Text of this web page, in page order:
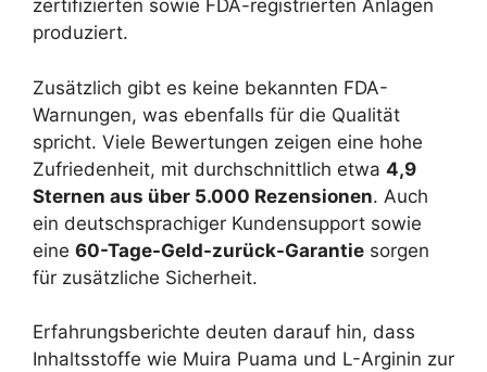
zertifizierten sowie FDA-registrierten Anlagen
produziert.
Zusätzlich gibt es keine bekannten FDA-
Warnungen, was ebenfalls für die Qualität
spricht. Viele Bewertungen zeigen eine hohe
Zufriedenheit, mit durchschnittlich etwa 4,9
Sternen aus über 5.000 Rezensionen. Auch
ein deutschsprachiger Kundensupport sowie
eine 60-Tage-Geld-zurück-Garantie sorgen
für zusätzliche Sicherheit.
Erfahrungsberichte deuten darauf hin, dass
Inhaltsstoffe wie Muira Puama und L-Arginin zur